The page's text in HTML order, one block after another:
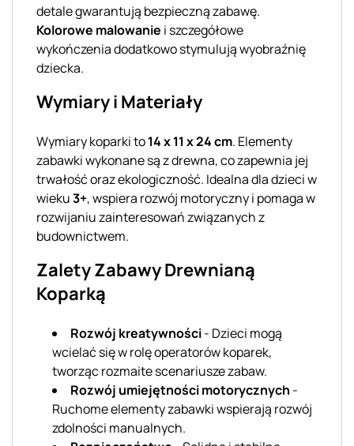
detale gwarantują bezpieczną zabawę.
Kolorowe malowanie i szczegółowe
wykończenia dodatkowo stymulują wyobraźnię
dziecka.
Wymiary i Materiały
Wymiary koparki to14 x 11 x 24 cm. Elementy
zabawki wykonane są z drewna, co zapewnia jej
trwałość oraz ekologiczność. Idealna dla dzieci w
wieku3+, wspiera rozwój motoryczny i pomaga w
rozwijaniu zainteresowań związanych z
budownictwem.
Zalety Zabawy Drewnianą
Koparką
Rozwój kreatywności- Dzieci mogą
wcielać się w rolę operatorów koparek,
tworząc rozmaite scenariusze zabaw.
Rozwój umiejętności motorycznych -
Ruchome elementy zabawki wspierają rozwój
zdolności manualnych.